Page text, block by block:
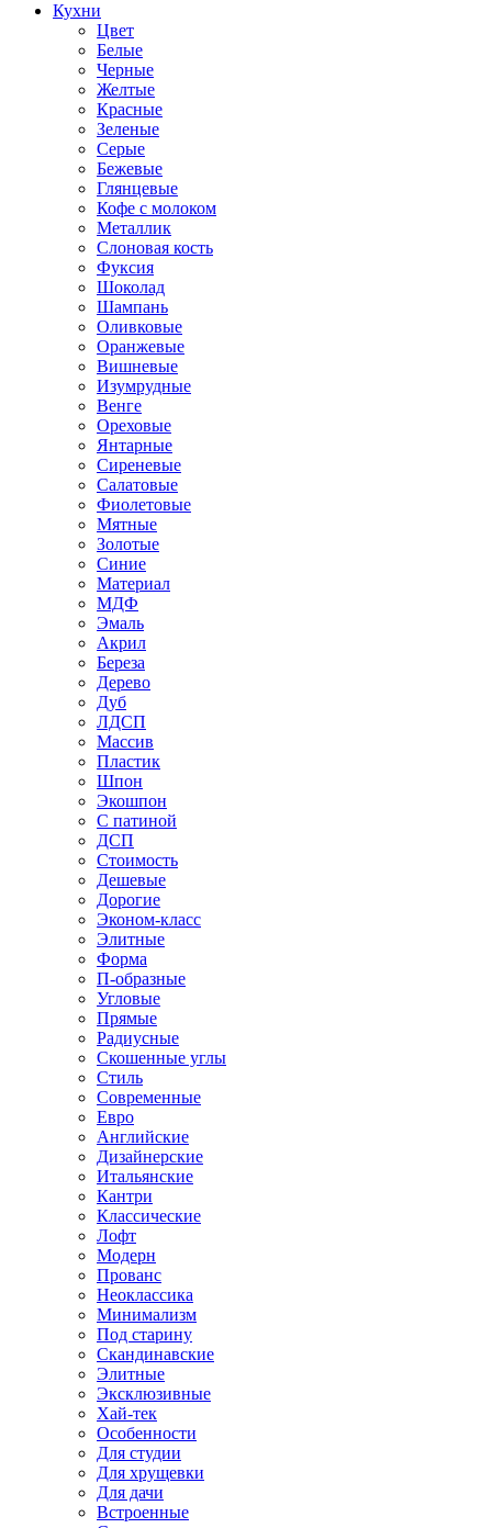
Кухни
Цвет
Белые
Черные
Желтые
Красные
Зеленые
Серые
Бежевые
Глянцевые
Кофе с молоком
Металлик
Слоновая кость
Фуксия
Шоколад
Шампань
Оливковые
Оранжевые
Вишневые
Изумрудные
Венге
Ореховые
Янтарные
Сиреневые
Салатовые
Фиолетовые
Мятные
Золотые
Синие
Материал
МДФ
Эмаль
Акрил
Береза
Дерево
Дуб
ЛДСП
Массив
Пластик
Шпон
Экошпон
С патиной
ДСП
Стоимость
Дешевые
Дорогие
Эконом-класс
Элитные
Форма
П-образные
Угловые
Прямые
Радиусные
Скошенные углы
Стиль
Современные
Евро
Английские
Дизайнерские
Итальянские
Кантри
Классические
Лофт
Модерн
Прованс
Неоклассика
Минимализм
Под старину
Скандинавские
Элитные
Эксклюзивные
Хай-тек
Особенности
Для студии
Для хрущевки
Для дачи
Встроенные